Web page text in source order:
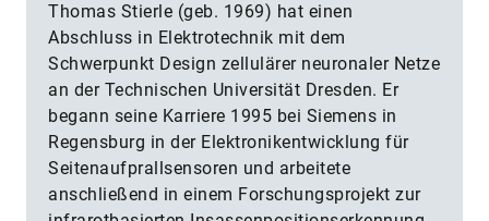
Thomas Stierle (geb. 1969) hat einen
Abschluss in Elektrotechnik mit dem
Schwerpunkt Design zellulärer neuronaler Netze
an der Technischen Universität Dresden. Er
begann seine Karriere 1995 bei Siemens in
Regensburg in der Elektronikentwicklung für
Seitenaufprallsensoren und arbeitete
anschließend in einem Forschungsprojekt zur